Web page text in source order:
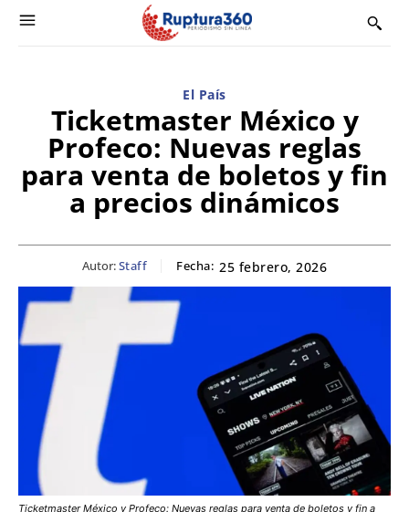
El País
Ticketmaster México y
Profeco: Nuevas reglas
para venta de boletos y fin
a precios dinámicos
Autor:Staff Fecha: 25 febrero, 2026
Ticketmaster México y Profeco: Nuevas reglas para venta de boletos y fin a